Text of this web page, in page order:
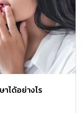
าได้อย่างไร